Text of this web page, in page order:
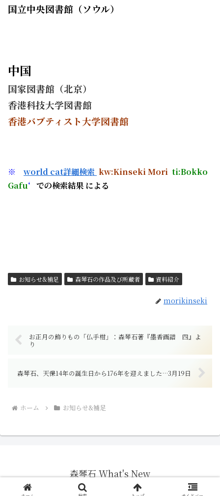
国立中央図書館（ソウル）
中国
国家図書館（北京）
香港科技大学図書館
香港バブティスト大学図書館
※ world cat詳細検索 kw:Kinseki Mori ti:Bokko
Gafu‘ での検索結果 による
お知らせ&補足 森琴石の作品及び所蔵者 資料紹介
morikinseki
お正月の飾りもの「仏手柑」：森琴石著『墨香画譜 四』よ
り
森琴石、天保14年の誕生日から176年を迎えました…3月19日
ホーム お知らせ&補足
森琴石 What's New
© 2011 森琴石 What's New.